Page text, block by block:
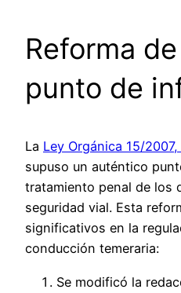
Reforma
punto de
La Ley Orgánica 15/
supuso un auténtico
tratamiento penal de los
seguridad vial. Esta
significativos en la
conducción temeraria:
Se modificó la